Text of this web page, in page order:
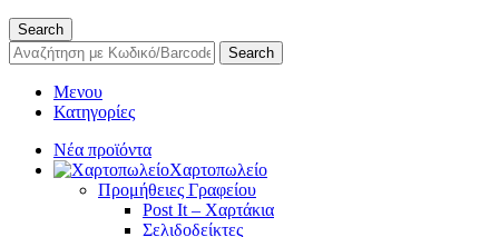
Search
Search
Μενου
Κατηγορίες
Νέα προϊόντα
Χαρτοπωλείο
Προμήθειες Γραφείου
Post It – Χαρτάκια
Σελιδοδείκτες